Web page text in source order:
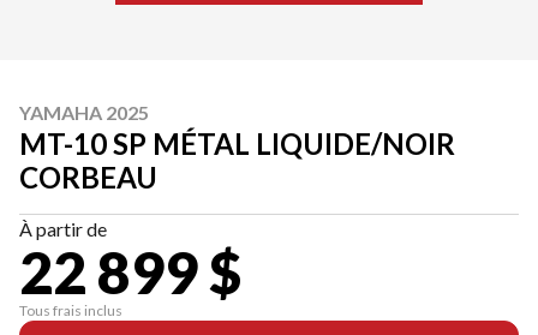
YAMAHA 2025
MT-10 SP MÉTAL LIQUIDE/NOIR
CORBEAU
À partir de
22 899 $
Tous frais inclus